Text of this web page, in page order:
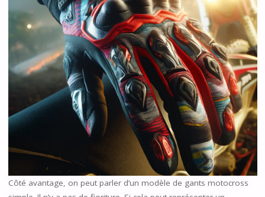
Côté avantage, on peut parler d’un modèle de gants motocross